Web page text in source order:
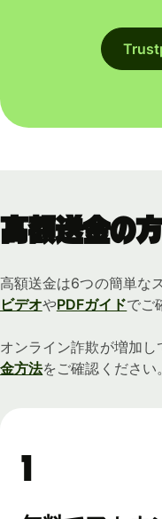
高額送金の
高額送金は6つの簡単な
ビデオやPDFガイドでご
オンライン詐欺が増加
金方法をご確認ください。
1